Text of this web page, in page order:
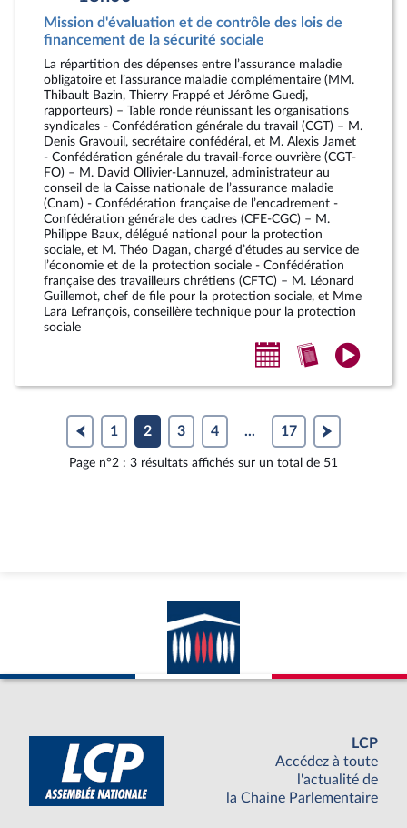
Mission d'évaluation et de contrôle des lois de
financement de la sécurité sociale
La répartition des dépenses entre l’assurance maladie
obligatoire et l’assurance maladie complémentaire (MM.
Thibault Bazin, Thierry Frappé et Jérôme Guedj,
rapporteurs) – Table ronde réunissant les organisations
syndicales - Confédération générale du travail (CGT) – M.
Denis Gravouil, secrétaire confédéral, et M. Alexis Jamet
- Confédération générale du travail-force ouvrière (CGT-
FO) – M. David Ollivier-Lannuzel, administrateur au
conseil de la Caisse nationale de l’assurance maladie
(Cnam) - Confédération française de l’encadrement -
Confédération générale des cadres (CFE-CGC) – M.
Philippe Baux, délégué national pour la protection
sociale, et M. Théo Dagan, chargé d’études au service de
l’économie et de la protection sociale - Confédération
française des travailleurs chrétiens (CFTC) – M. Léonard
Guillemot, chef de file pour la protection sociale, et Mme
Lara Lefrançois, conseillère technique pour la protection
sociale
Ajouter
au
personnel
Accéder
au
renduvidéo
1 2 3 4 ... 17
Page n°2 : 3 résultats affichés sur un total de 51
LCP
Accédez à toute
l'actualité de
la Chaine Parlementaire